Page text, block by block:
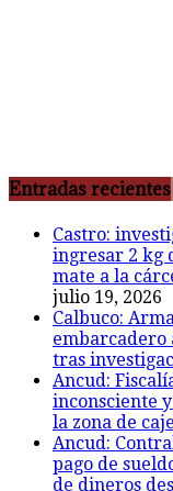
Entradas recientes
Castro:
ingresar 2 kg
mate a la
julio 19, 2026
Calbuco:
embarcadero
tras
Ancud:
inconsciente
la zona de
Ancud:
pago de
de dineros